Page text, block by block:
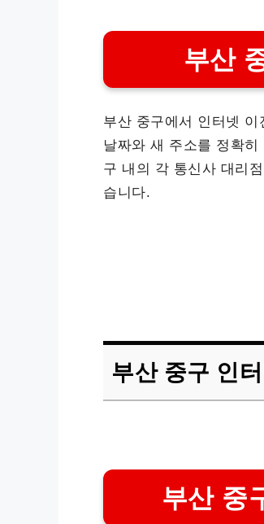
부산
부산 중구에서 인터넷
날짜와 새 주소를 정확
구 내의 각 통신사 대리
습니다.
부산 중구 인
부산 중